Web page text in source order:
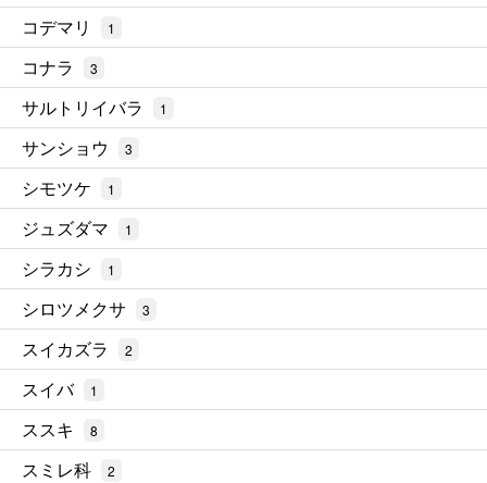
コデマリ 1
コナラ 3
サルトリイバラ 1
サンショウ 3
シモツケ 1
ジュズダマ 1
シラカシ 1
シロツメクサ 3
スイカズラ 2
スイバ 1
ススキ 8
スミレ科 2